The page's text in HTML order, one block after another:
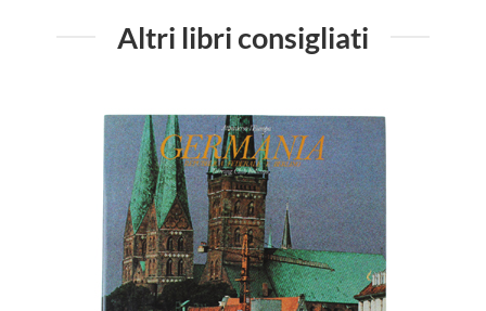
Altri libri consigliati